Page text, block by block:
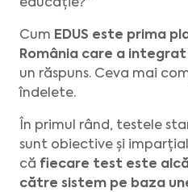
educație?”
Cum EDUS este prima
România care a
un răspuns. Ceva mai
îndelete.
În primul rând, testele
sunt obiective și
că fiecare test este
către sistem pe baza